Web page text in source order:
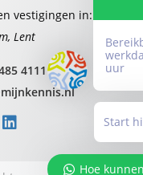
vestigingen in:
Lent
4111
uur
Hoe